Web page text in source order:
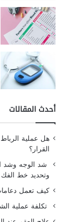
أحدث المقالات
هل عملية
القرار؟
شد الوجه وشد
وتحديد خط الفك
كيف تعمل
تكلفة عملية